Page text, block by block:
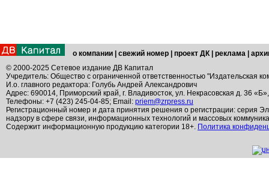
о компании свежий номер проект ДК реклама
© 2000-2025 Сетевое издание ДВ Капитал
Учредитель: Общество с ограниченной ответственностью "Издательская
И.о. главного редактора: Голубь Андрей Александрович
Адрес: 690014, Приморский край, г. Владивосток, ул. Некрасовская д. 36
Телефоны: +7 (423) 245-04-85; Email: priem@zrpress.ru
Регистрационный номер и дата принятия решения о регистрации: серия
надзору в сфере связи, информационных технологий и массовых
Содержит информационную продукцию категории 18+. Политика